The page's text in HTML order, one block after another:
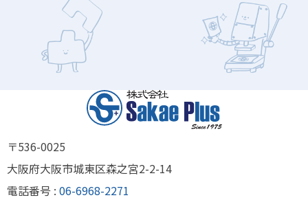
〒536-0025
大阪府大阪市城東区森之宮2-2-14
電話番号 : 06-6968-2271